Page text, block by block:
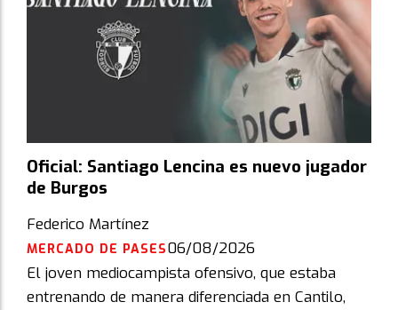
Oficial: Santiago Lencina es nuevo jugador
de Burgos
Federico Martínez
MERCADO DE PASES06/08/2026
El joven mediocampista ofensivo, que estaba
entrenando de manera diferenciada en Cantilo,